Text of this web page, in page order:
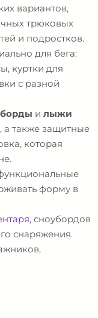
вариантов,
трюковых
и подростков.
для бега:
куртки для
с разной
и лыжи
а также защитные
которая
форму в
, сноубордов
снаряжения.